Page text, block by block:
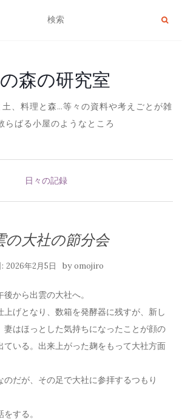
替え
森の研究室
、料理と森…等々の資料や考えごとが雑
らばる小屋のようなところ
日々の記録
の大社の節分会
2026年2月5日 byomojiro
から出雲の大社へ。
上げとなり、数箱を発酵器に残すが、新し
妻はほっとした気持ちになったことが顔の
ている。出来上がった麹をもって大社方面
だが、その足で大社に参拝するつもり
する。